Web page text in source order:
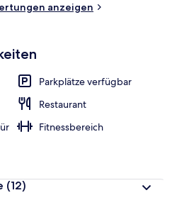
anzeigen
Parkplätze verfügbar
Restaurant
Fitnessbereich
(12)